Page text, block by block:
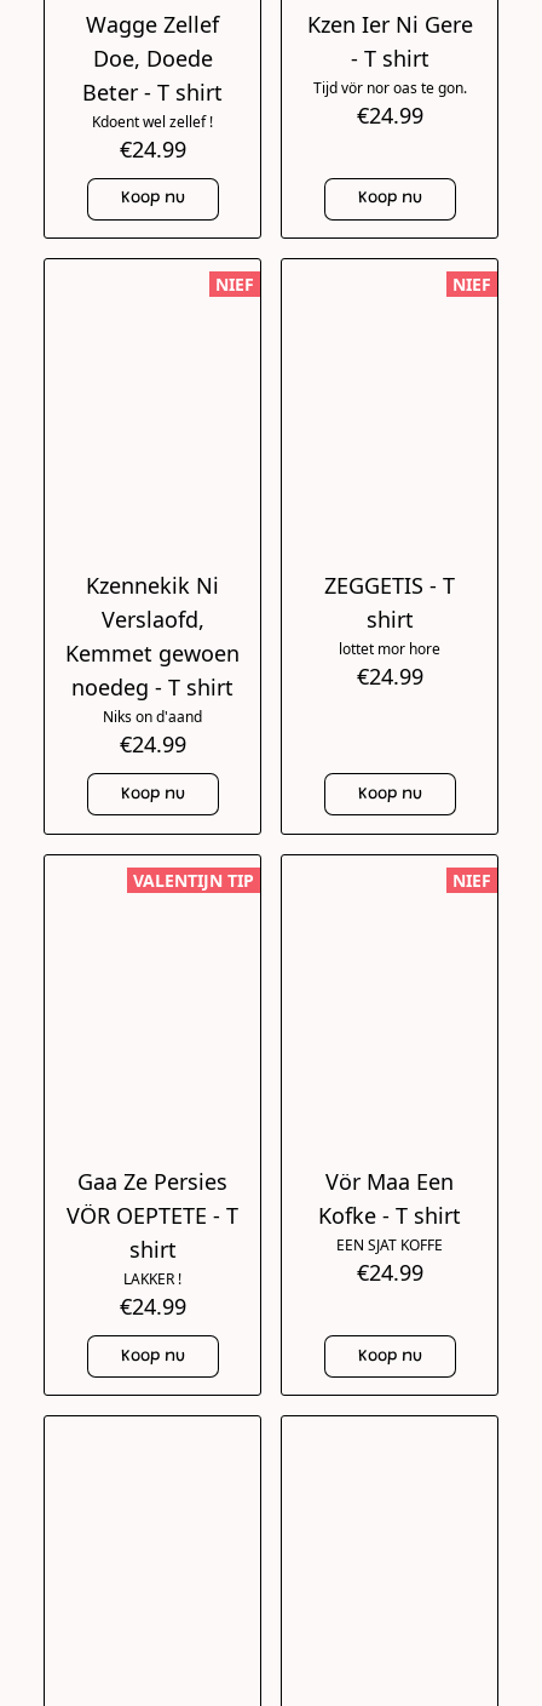
Wagge Zellef
Doe, Doede
Beter - T shirt
Kdoent wel zellef !
€24.99
Koop nu
Kzen Ier Ni Gere
- T shirt
Tijd vör nor oas te gon.
€24.99
Koop nu
NIEF
Kzennekik Ni
Verslaofd,
Kemmet gewoen
noedeg - T shirt
Niks on d'aand
€24.99
Koop nu
NIEF
ZEGGETIS - T
shirt
lottet mor hore
€24.99
Koop nu
VALENTIJN TIP
Gaa Ze Persies
VÖR OEPTETE - T
shirt
LAKKER !
€24.99
Koop nu
NIEF
Vör Maa Een
Kofke - T shirt
EEN SJAT KOFFE
€24.99
Koop nu